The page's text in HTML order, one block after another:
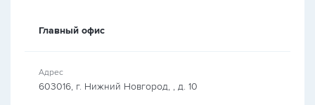
Главный офис
Адрес
603016, г. Нижний Новгород, , д. 10